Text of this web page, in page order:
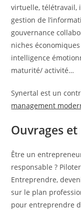
virtuelle,
gestion de
gouvernance
niches
intelligence
maturité/ activité…
Synertal est un
management
Ouvrages
Être un
responsable ?
Entreprendre,
sur le plan
pour entreprendre